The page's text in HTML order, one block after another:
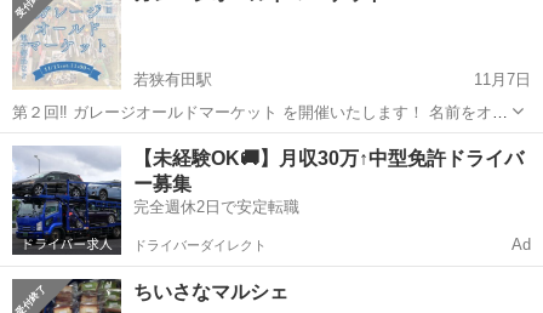
トナー揃って お越しくださ...
若狭有田駅
11月7日
第２回‼ ガレージオールドマーケット を開催いたします！ 名前をオシ
ャレ〜✨️にしてみたけど、 父の遺したモノたちを 自宅ガレージ🏠にて
お譲りします!! 日にち:2023/11/11 時間:11:00～1...
福井 三方上中郡 若狭有田駅 フリーマーケット
【未経験OK🚚】月収30万↑中型免許ドライバ
ー募集
完全週休2日で安定転職
ドライバーダイレクト Ad
ちいさなマルシェ